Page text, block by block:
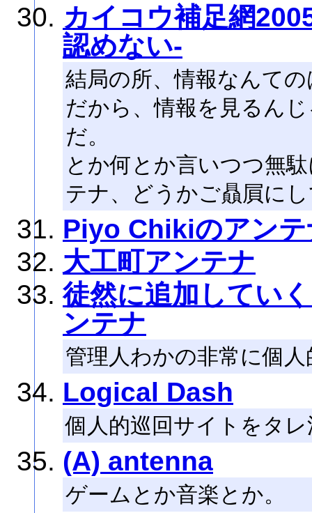
カイコウ補足網
認めない-
結局の所、情報なんて
だから、情報を見るん
だ。
とか何とか言いつつ無
テナ、どうかご贔屓に
Piyo Chikiのアンテ
大工町アンテナ
徒然に追加してい
ンテナ
管理人わかの非常に個
Logical Dash
個人的巡回サイトをタ
(A) antenna
ゲームとか音楽とか。